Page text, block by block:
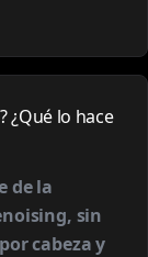
¿Qué lo hace
de la
sin
cabeza y